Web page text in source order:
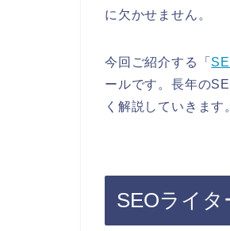
に欠かせません。
今回ご紹介する「
ールです。長年の
く解説していきます
SEOライタ